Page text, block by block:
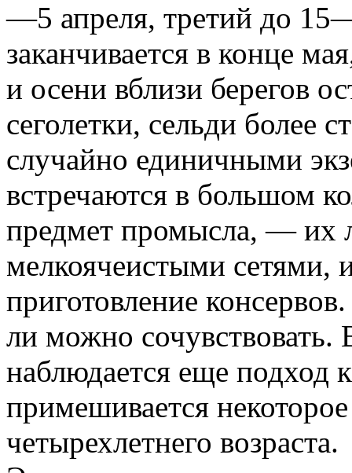
—5 апреля, третий до
заканчивается в конце
и осени вблизи берегов
сеголетки, сельди более
случайно единичными
встречаются в большом
предмет промысла, — их
мелкоячеистыми сетями,
приготовление
ли можно сочувствовать.
наблюдается еще подход
примешивается
четырехлетнего возраста.